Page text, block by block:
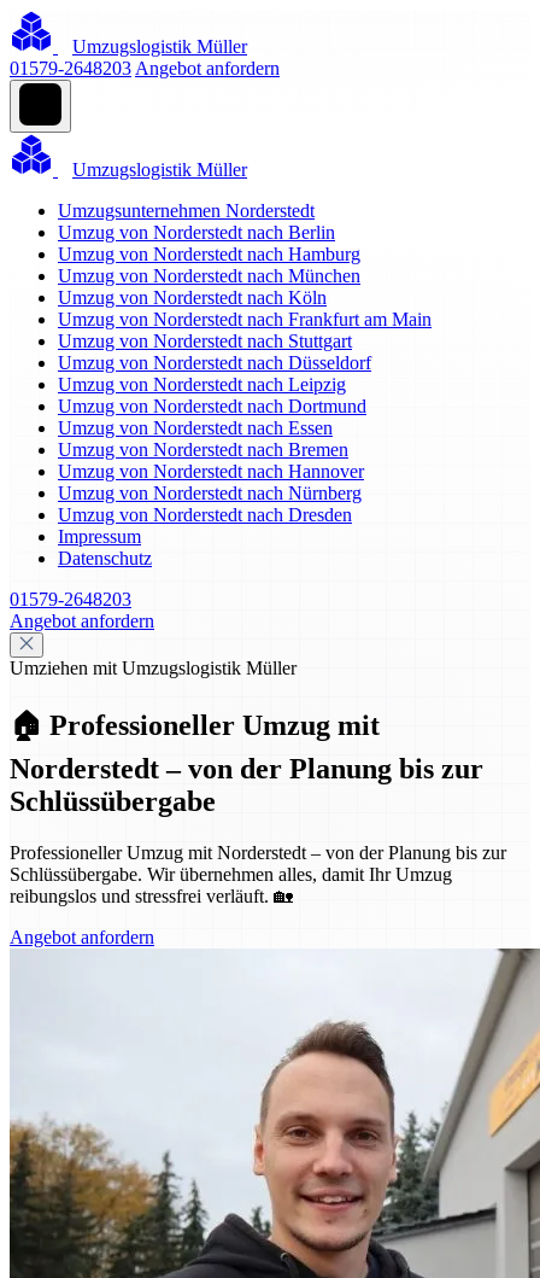
Umzugslogistik Müller
01579-2648203 Angebot anfordern
Umzugslogistik Müller
Umzugsunternehmen Norderstedt
Umzug von Norderstedt nach Berlin
Umzug von Norderstedt nach Hamburg
Umzug von Norderstedt nach München
Umzug von Norderstedt nach Köln
Umzug von Norderstedt nach Frankfurt am Main
Umzug von Norderstedt nach Stuttgart
Umzug von Norderstedt nach Düsseldorf
Umzug von Norderstedt nach Leipzig
Umzug von Norderstedt nach Dortmund
Umzug von Norderstedt nach Essen
Umzug von Norderstedt nach Bremen
Umzug von Norderstedt nach Hannover
Umzug von Norderstedt nach Nürnberg
Umzug von Norderstedt nach Dresden
Impressum
Datenschutz
01579-2648203
Angebot anfordern
Umziehen mit Umzugslogistik Müller
🏠 Professioneller Umzug mit
Norderstedt – von der Planung bis zur
Schlüssübergabe
Professioneller Umzug mit Norderstedt – von der Planung bis zur
Schlüssübergabe. Wir übernehmen alles, damit Ihr Umzug
reibungslos und stressfrei verläuft. 🏡
Angebot anfordern